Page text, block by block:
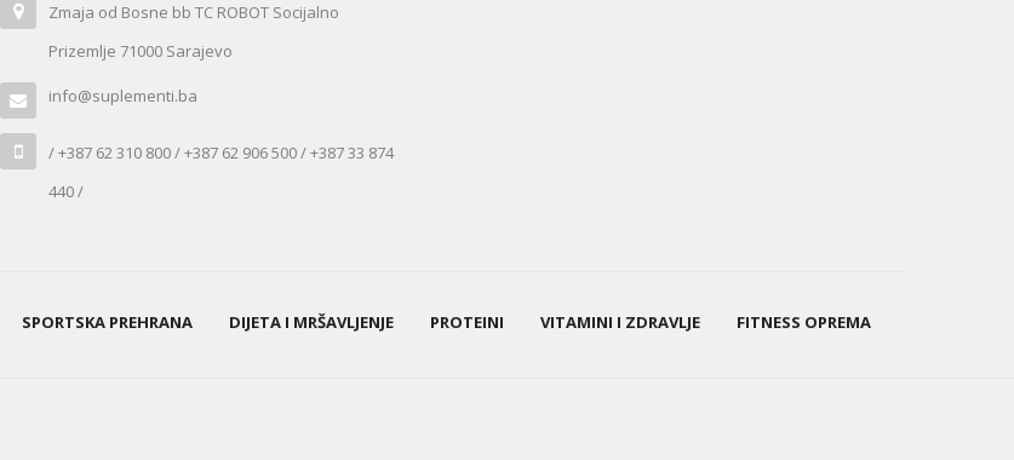
Zmaja od Bosne bb TC ROBOT Socijalno
Prizemlje 71000 Sarajevo
info@suplementi.ba
/ +387 62 310 800 / +387 62 906 500 / +387 33 874
440 /
SPORTSKA PREHRANA DIJETA I MRŠAVLJENJE PROTEINI VITAMINI I ZDRAVLJE FITNESS OPREMA